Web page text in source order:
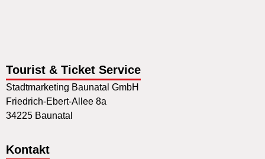
Tourist & Ticket Service
Stadtmarketing Baunatal GmbH
Friedrich-Ebert-Allee 8a
34225 Baunatal
Kontakt